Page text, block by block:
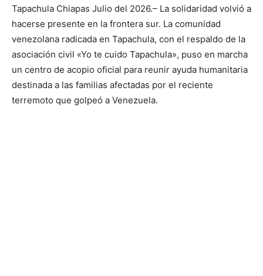
Tapachula Chiapas Julio del 2026.– La solidaridad volvió a
hacerse presente en la frontera sur. La comunidad
venezolana radicada en Tapachula, con el respaldo de la
asociación civil «Yo te cuido Tapachula», puso en marcha
un centro de acopio oficial para reunir ayuda humanitaria
destinada a las familias afectadas por el reciente
terremoto que golpeó a Venezuela.